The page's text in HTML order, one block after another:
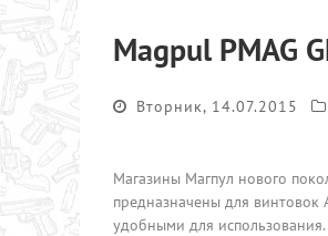
Magpul PMAG
Вторник, 14.07.2015
Магазины Магпул нового
предназначены для
удобными для использования.